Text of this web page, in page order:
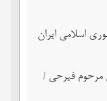
اسلامی ایران
مرحوم فیرحی /